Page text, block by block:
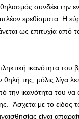
συνδέει την
ερεθίσματα. Η
ως επιτυχία από
ικανότητα
της, μόλις λίγα
την ικανότητα του να
Άσχετα με το είδος
είναι